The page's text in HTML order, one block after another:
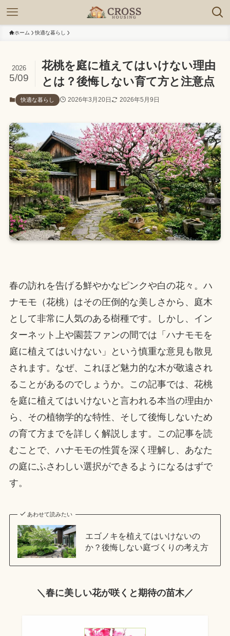
ホーム 快適な暮らし
花桃を庭に植えてはいけない理由
とは？後悔しない育て方と注意点
2026
5/09
快適な暮らし 2026年3月20日 2026年5月9日
春の訪れを告げる鮮やかなピンクや白の花々。ハ
ナモモ（花桃）はその圧倒的な美しさから、庭木
として非常に人気のある樹種です。しかし、イン
ターネット上や園芸ファンの間では「ハナモモを
庭に植えてはいけない」という慎重な意見も散見
されます。なぜ、これほど魅力的な木が敬遠され
ることがあるのでしょうか。この記事では、花桃
を庭に植えてはいけないと言われる本当の理由か
ら、その植物学的な特性、そして後悔しないため
の育て方までを詳しく解説します。この記事を読
むことで、ハナモモの性質を深く理解し、あなた
の庭にふさわしい選択ができるようになるはずで
す。
あわせて読みたい
エゴノキを植えてはいけないの
か？後悔しない庭づくりの考え方
＼春に美しい花が咲くと期待の苗木／